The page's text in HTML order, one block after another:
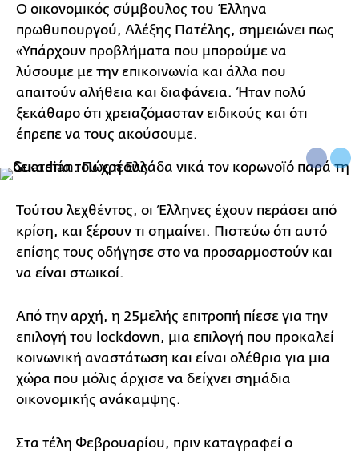
Ο οικονομικός σύμβουλος του Έλληνα
πρωθυπουργού, Αλέξης Πατέλης, σημειώνει πως
«Υπάρχουν προβλήματα που μπορούμε να
λύσουμε με την επικοινωνία και άλλα που
απαιτούν αλήθεια και διαφάνεια. Ήταν πολύ
ξεκάθαρο ότι χρειαζόμασταν ειδικούς και ότι
έπρεπε να τους ακούσουμε.
Τούτου λεχθέντος, οι Έλληνες έχουν περάσει από
κρίση, και ξέρουν τι σημαίνει. Πιστεύω ότι αυτό
επίσης τους οδήγησε στο να προσαρμοστούν και
να είναι στωικοί.
Από την αρχή, η 25μελής επιτροπή πίεσε για την
επιλογή του lockdown, μια επιλογή που προκαλεί
κοινωνική αναστάτωση και είναι ολέθρια για μια
χώρα που μόλις άρχισε να δείχνει σημάδια
οικονομικής ανάκαμψης.
Στα τέλη Φεβρουαρίου, πριν καταγραφεί ο